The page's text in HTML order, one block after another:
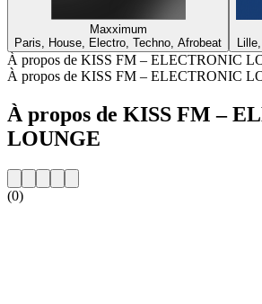
Maxximum
Paris, House, Electro, Techno, Afrobeat
À propos de KISS FM – ELECTRONIC
À propos de KISS FM – ELECTRONIC
À propos de KISS FM –
LOUNGE
(0)